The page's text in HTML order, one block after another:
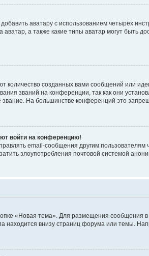
аватару с использованием четырёх
а также какие типы аватар могут быть
созданных вами сообщений или
званий на конференции, так как они
На большинстве конференций это
войти на конференцию!
email-сообщения другим
злоупотребления почтовой системой
«Новая тема». Для размещения сообщения
находится внизу страниц форума или темы.